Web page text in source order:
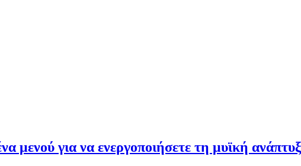
μενού για να ενεργοποιήσετε τη μυϊκή